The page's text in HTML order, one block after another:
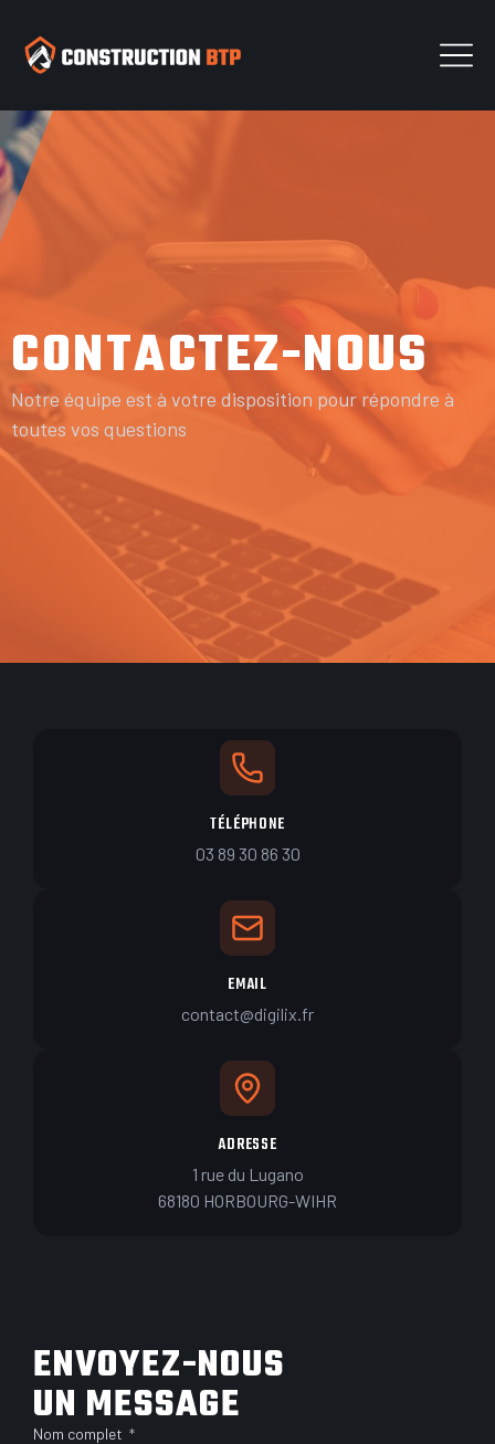
CONTACTEZ-NOUS
Notre équipe est à votre disposition pour répondre à
toutes vos questions
TÉLÉPHONE
03 89 30 86 30
EMAIL
contact@digilix.fr
ADRESSE
1 rue du Lugano
68180 HORBOURG-WIHR
ENVOYEZ-NOUS
UN MESSAGE
Nom complet